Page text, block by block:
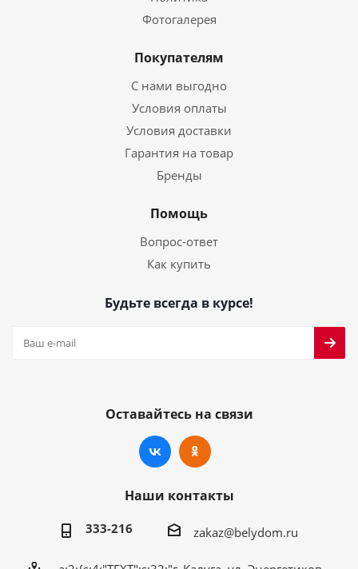
Фотогалерея
Покупателям
С нами выгодно
Условия оплаты
Условия доставки
Гарантия на товар
Бренды
Помощь
Вопрос-ответ
Как купить
Будьте всегда в курсе!
Оставайтесь на связи
Наши контакты
333-216 zakaz@belydom.ru